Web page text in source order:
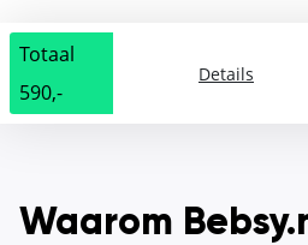
Totaal
590,-
Details
Waarom